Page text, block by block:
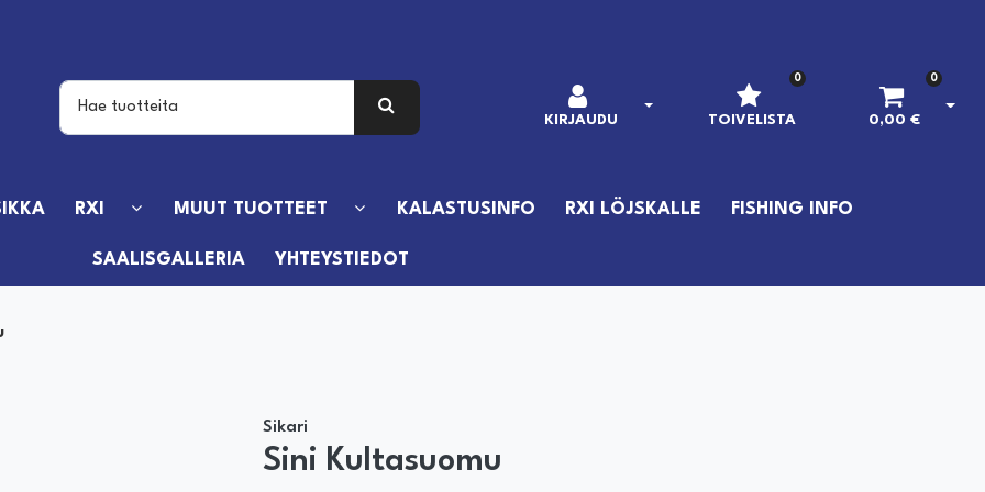
KIRJAUDU
AVAA KIRJAUTUMINEN
TOIVELISTA
0 0
0,00 €
RXI MUUT TUOTTEET KALASTUSINFO RXI LÖJSKALLE FISHING INFO
SAALISGALLERIA YHTEYSTIEDOT
Sikari
Sini Kultasuomu